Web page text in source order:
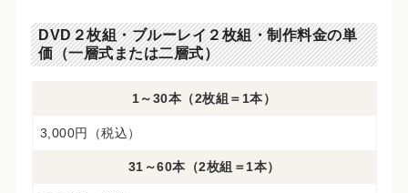
DVD２枚組・ブルーレイ２枚組・制作料金の単
価（一層式または二層式）
1～30本（2枚組＝1本）
3,000円（税込）
31～60本（2枚組＝1本）